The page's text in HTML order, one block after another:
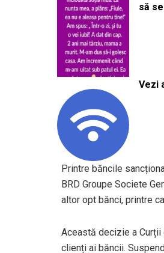
să
Vezi
Printre băncile
BRD Groupe Societe
altor opt bănci, printre
Această decizie a
clienți ai băncii.